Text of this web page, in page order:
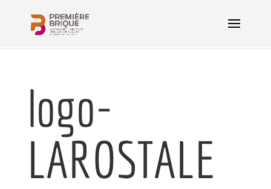
logo-
LAROSTALE